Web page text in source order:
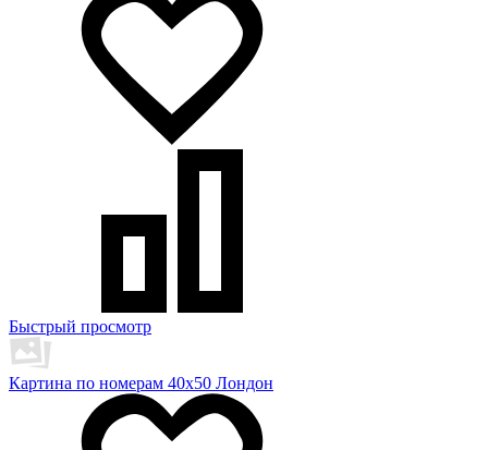
Быстрый просмотр
Картина по номерам 40х50 Лондон